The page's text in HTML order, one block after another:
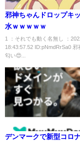
邪神ちゃんドロップキ
水ｗｗｗｗｗ
1 ：それでも動く名無し ：
18:43:57.52 ID:pNmdRrSa0 邪
匂い😍...
デンマークで新型コロ